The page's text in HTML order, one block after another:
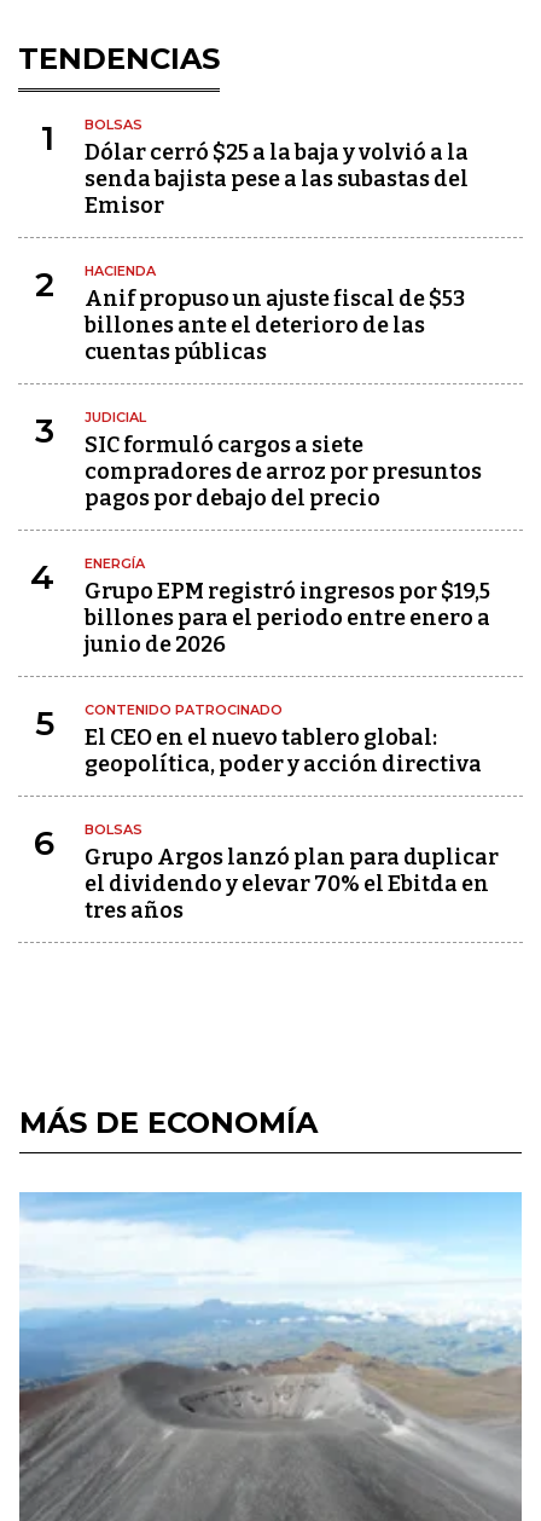
TENDENCIAS
1 BOLSAS
Dólar cerró $25 a la baja y volvió a la
senda bajista pese a las subastas del
Emisor
2 HACIENDA
Anif propuso un ajuste fiscal de $53
billones ante el deterioro de las
cuentas públicas
3 JUDICIAL
SIC formuló cargos a siete
compradores de arroz por presuntos
pagos por debajo del precio
4 ENERGÍA
Grupo EPM registró ingresos por $19,5
billones para el periodo entre enero a
junio de 2026
5 CONTENIDO PATROCINADO
El CEO en el nuevo tablero global:
geopolítica, poder y acción directiva
6 BOLSAS
Grupo Argos lanzó plan para duplicar
el dividendo y elevar 70% el Ebitda en
tres años
MÁS DE ECONOMÍA